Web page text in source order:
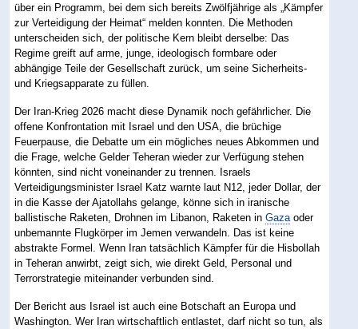
über ein Programm, bei dem sich bereits Zwölfjährige als „Kämpfer
zur Verteidigung der Heimat“ melden konnten. Die Methoden
unterscheiden sich, der politische Kern bleibt derselbe: Das
Regime greift auf arme, junge, ideologisch formbare oder
abhängige Teile der Gesellschaft zurück, um seine Sicherheits-
und Kriegsapparate zu füllen.
Der Iran-Krieg 2026 macht diese Dynamik noch gefährlicher. Die
offene Konfrontation mit Israel und den USA, die brüchige
Feuerpause, die Debatte um ein mögliches neues Abkommen und
die Frage, welche Gelder Teheran wieder zur Verfügung stehen
könnten, sind nicht voneinander zu trennen. Israels
Verteidigungsminister Israel Katz warnte laut N12, jeder Dollar, der
in die Kasse der Ajatollahs gelange, könne sich in iranische
ballistische Raketen, Drohnen im Libanon, Raketen inGaza oder
unbemannte Flugkörper im Jemen verwandeln. Das ist keine
abstrakte Formel. Wenn Iran tatsächlich Kämpfer für die Hisbollah
in Teheran anwirbt, zeigt sich, wie direkt Geld, Personal und
Terrorstrategie miteinander verbunden sind.
Der Bericht aus Israel ist auch eine Botschaft an Europa und
Washington. Wer Iran wirtschaftlich entlastet, darf nicht so tun, als